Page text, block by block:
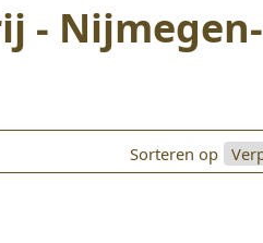
- Nijmegen-
Sorteren op